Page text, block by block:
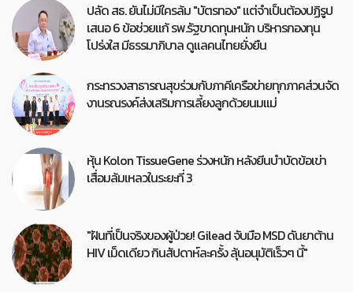
ปลัด สธ. ยันไม่มีใครล้ม "บัตรทอง" แต่จำเป็นต้องปฏิรูป
เสนอ 6 ข้อช่วยแก้ รพ.รัฐขาดทุนหนัก บริหารกองทุน
โปร่งใส มีธรรมาภิบาล ดูแลคนไทยยั่งยืน
กระทรวงสาธารณสุขร่วมกับภาคีเครือข่ายทุกภาคส่วนจัด
งานรณรงค์ส่งเสริมการเลี้ยงลูกด้วยนมแม่
หุ้น Kolon TissueGene ร่วงหนัก หลังยีนบำบัดข้อเข่า
เสื่อมล้มเหลวในระยะที่ 3
"ฝันที่เป็นจริงของผู้ป่วย! Gilead จับมือ MSD ดันยาต้าน
HIV เม็ดเดียว กินสัปดาห์ละครั้ง ลุ้นอนุมัติเร็วๆ นี้"